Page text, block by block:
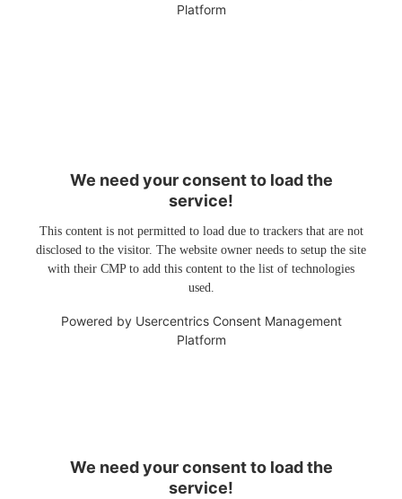
Platform
We need your consent to load the
service!
This content is not permitted to load due to trackers that are not
disclosed to the visitor. The website owner needs to setup the site
with their CMP to add this content to the list of technologies
used.
Powered by Usercentrics Consent Management
Platform
We need your consent to load the
service!